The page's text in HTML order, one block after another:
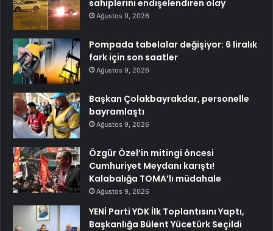
sahiplerini endişelendiren olay
Ağustos 9, 2026
Pompada tabelalar değişiyor: 6 liralık
fark için son saatler
Ağustos 9, 2026
Başkan Çolakbayrakdar, personelle
bayramlaştı
Ağustos 9, 2026
Özgür Özel’in mitingi öncesi
Cumhuriyet Meydanı karıştı!
Kalabalığa TOMA’lı müdahale
Ağustos 9, 2026
YENİ Parti YDK İlk Toplantısını Yaptı,
Başkanlığa Bülent Yücetürk Seçildi